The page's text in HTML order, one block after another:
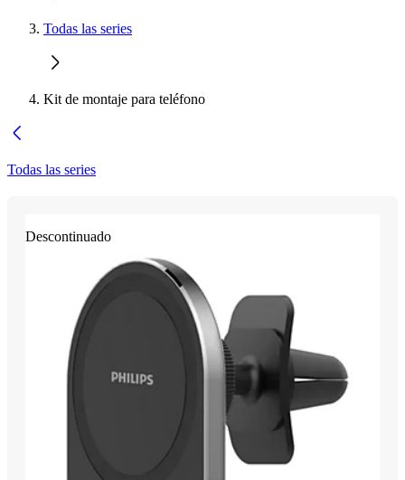
Todas las series
Kit de montaje para teléfono
Todas las series
Descontinuado